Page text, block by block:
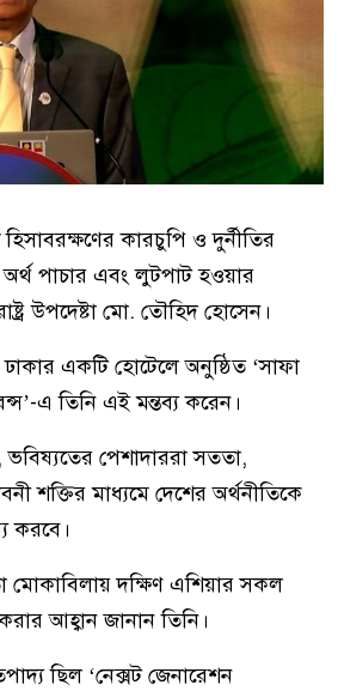
কারচুপি ও দুর্নীতির
পাচার এবং লুটপাট হওয়ার
উপদেষ্টা মো. তৌহিদ হোসেন।
একটি হোটেলে অনুষ্ঠিত ‘সাফা
এ তিনি এই মন্তব্য করেন।
ভবিষ্যতের পেশাদাররা সততা,
শক্তির মাধ্যমে দেশের অর্থনীতিকে
করবে।
মোকাবিলায় দক্ষিণ এশিয়ার সকল
আহ্বান জানান তিনি।
ছিল ‘নেক্সট জেনারেশন